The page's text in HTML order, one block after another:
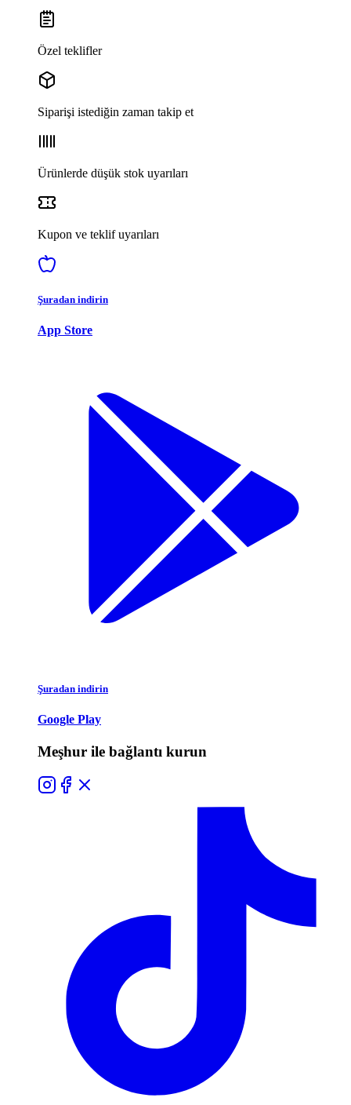
Özel teklifler
Siparişi istediğin zaman takip et
Ürünlerde düşük stok uyarıları
Kupon ve teklif uyarıları
Şuradan indirin
App Store
Şuradan indirin
Google Play
Meşhur ile bağlantı kurun